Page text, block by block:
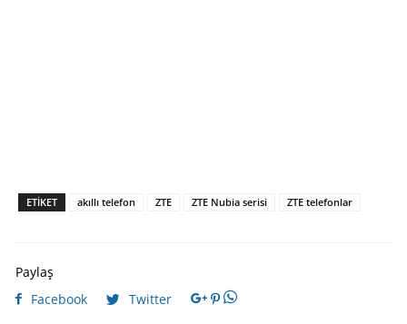
ETIKET akıllı telefon ZTE ZTE Nubia serisi ZTE telefonlar
Paylaş
Facebook
Twitter